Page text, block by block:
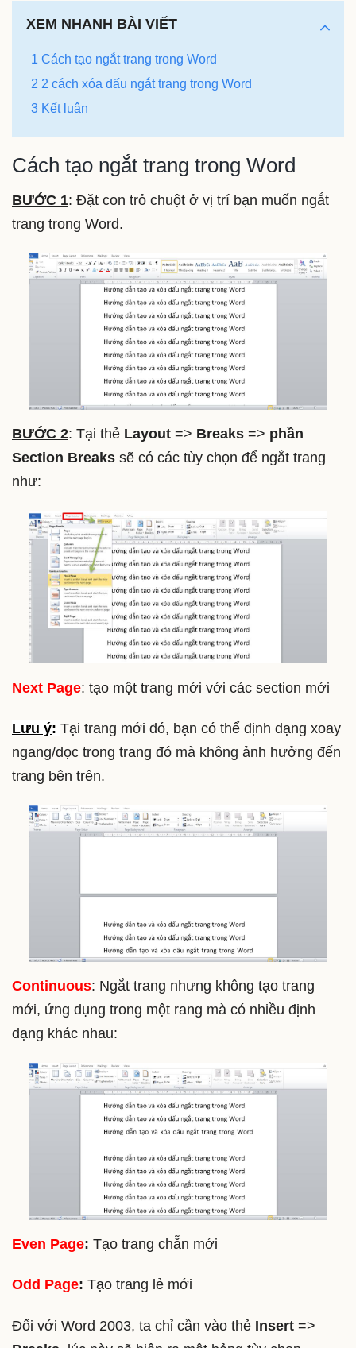
XEM NHANH BÀI VIẾT
1 Cách tạo ngắt trang trong Word
2 2 cách xóa dấu ngắt trang trong Word
3 Kết luận
Cách tạo ngắt trang trong Word
BƯỚC 1: Đặt con trỏ chuột ở vị trí bạn muốn ngắt
trang trong Word.
BƯỚC 2: Tại thẻ Layout => Breaks => phần
Section Breaks sẽ có các tùy chọn để ngắt trang
như:
Next Page: tạo một trang mới với các section mới
Lưu ý: Tại trang mới đó, bạn có thể định dạng xoay
ngang/dọc trong trang đó mà không ảnh hưởng đến
trang bên trên.
Continuous: Ngắt trang nhưng không tạo trang
mới, ứng dụng trong một rang mà có nhiều định
dạng khác nhau:
Even Page: Tạo trang chẵn mới
Odd Page: Tạo trang lẻ mới
Đối với Word 2003, ta chỉ cần vào thẻ Insert =>